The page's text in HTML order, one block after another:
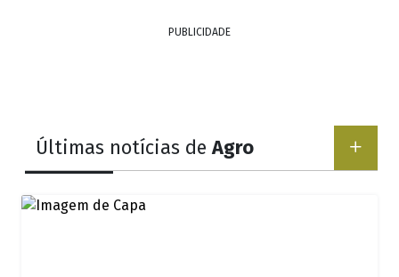
PUBLICIDADE
Últimas notícias deAgro